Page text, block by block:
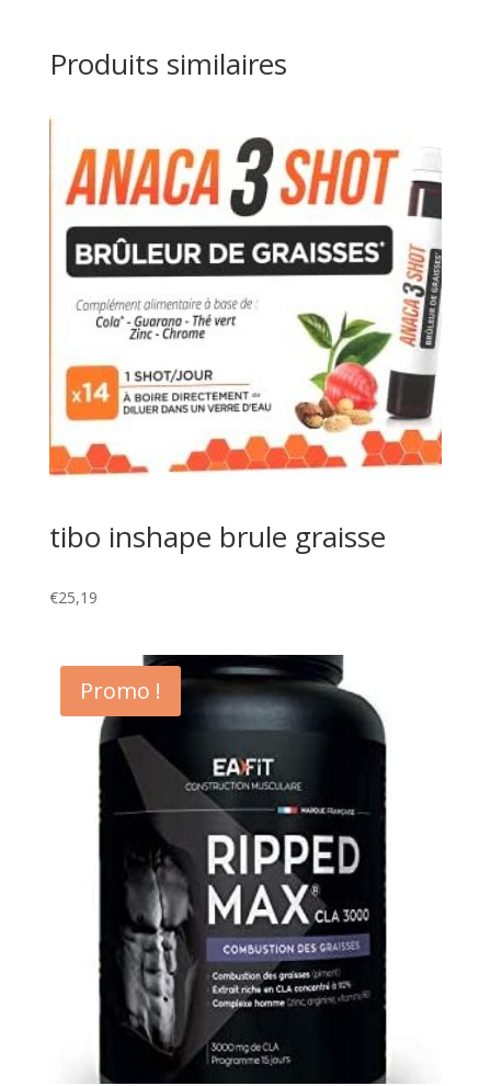
Produits similaires
tibo inshape brule graisse
€25,19
Promo !